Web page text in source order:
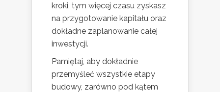
kroki, tym więcej czasu zyskasz
na przygotowanie kapitału oraz
dokładne zaplanowanie całej
inwestycji.
Pamiętaj, aby dokładnie
przemyśleć wszystkie etapy
budowy, zarówno pod kątem